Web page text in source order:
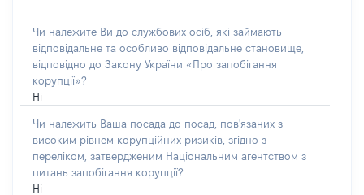
Чи належите Ви до службових осіб, які займають
відповідальне та особливо відповідальне становище,
відповідно до Закону України «Про запобігання
корупції»?
Ні
Чи належить Ваша посада до посад, пов'язаних з
високим рівнем корупційних ризиків, згідно з
переліком, затвердженим Національним агентством з
питань запобігання корупції?
Ні